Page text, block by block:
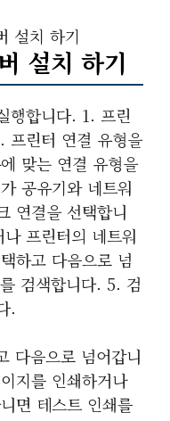
설치 하기
설치 하기
행합니다. 1. 프린
프린터 연결 유형을
맞는 연결 유형을
공유기와 네트워
연결을 선택합니
프린터의 네트워
하고 다음으로 넘
검색합니다. 5. 검
.
다음으로 넘어갑니
지를 인쇄하거나
면 테스트 인쇄를